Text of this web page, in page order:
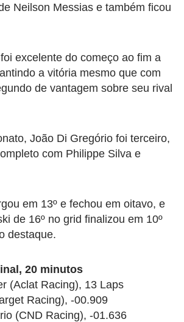
Neilson Messias e também ficou
excelente do começo ao fim a
a vitória mesmo que com
de vantagem sobre seu rival
João Di Gregório foi terceiro,
com Philippe Silva e
em 13º e fechou em oitavo, e
de 16º no grid finalizou em 10º
destaque.
20 minutos
(Aclat Racing), 13 Laps
Racing), -00.909
(CND Racing), -01.636